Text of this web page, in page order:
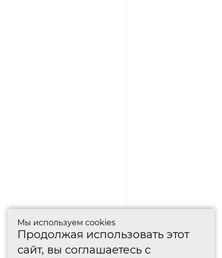
Мы используем cookies
Продолжая использовать этот
сайт, вы соглашаетесь с